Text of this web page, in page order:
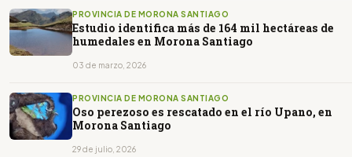
PROVINCIA DE MORONA SANTIAGO
Estudio identifica más de 164 mil hectáreas de
humedales en Morona Santiago
03 de marzo, 2026
PROVINCIA DE MORONA SANTIAGO
Oso perezoso es rescatado en el río Upano, en
Morona Santiago
29 de julio, 2026